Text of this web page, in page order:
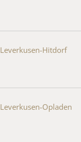
Leverkusen-Hitdorf
Leverkusen-Opladen